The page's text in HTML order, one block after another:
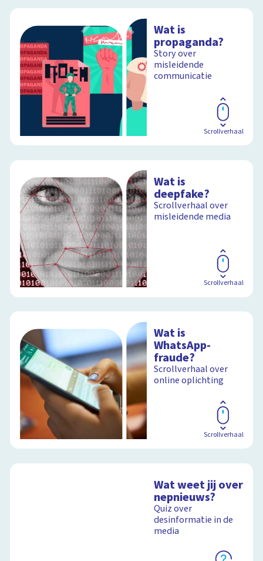
Wat is
propaganda?
Story over
misleidende
communicatie
Scrollverhaal
Wat is
deepfake?
Scrollverhaal over
misleidende media
Scrollverhaal
Wat is
WhatsApp-
fraude?
Scrollverhaal over
online oplichting
Scrollverhaal
Wat weet jij over
nepnieuws?
Quiz over
desinformatie in de
media